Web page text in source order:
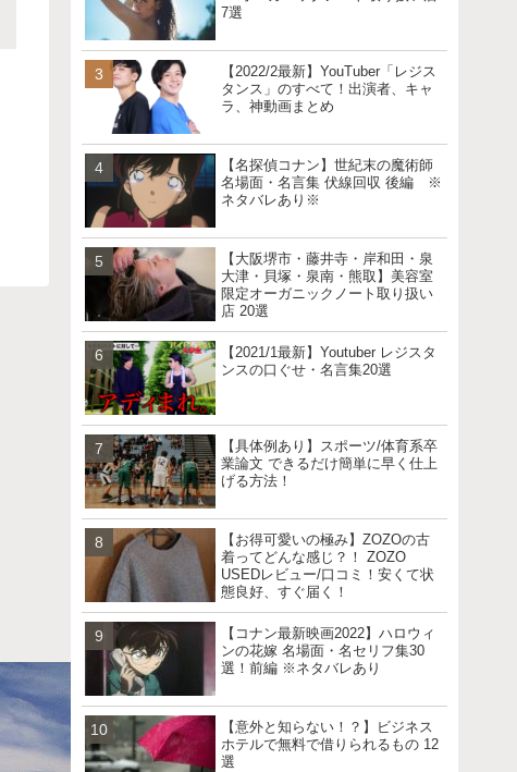
7選
【2022/2最新】YouTuber「レジス
タンス」のすべて！出演者、キャ
ラ、神動画まとめ
【名探偵コナン】世紀末の魔術師
名場面・名言集 伏線回収 後編 ※
ネタバレあり※
【大阪堺市・藤井寺・岸和田・泉
大津・貝塚・泉南・熊取】美容室
限定オーガニックノート取り扱い
店 20選
【2021/1最新】Youtuber レジスタ
ンスの口ぐせ・名言集20選
【具体例あり】スポーツ/体育系卒
業論文 できるだけ簡単に早く仕上
げる方法！
【お得可愛いの極み】ZOZOの古
着ってどんな感じ？！ ZOZO
USEDレビュー/口コミ！安くて状
態良好、すぐ届く！
【コナン最新映画2022】ハロウィ
ンの花嫁 名場面・名セリフ集30
選！前編 ※ネタバレあり
【意外と知らない！？】ビジネス
ホテルで無料で借りられるもの 12
選